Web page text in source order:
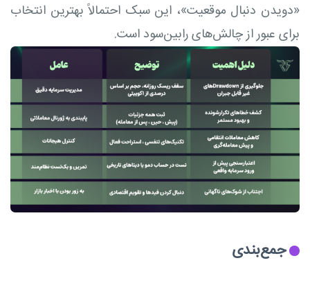
«دویدن دنبال موقعیت»، این سبک احتمالاً بهترین انتخاب
برای عبور از چالش‌های رابین‌سود است.
جمع‌بندی